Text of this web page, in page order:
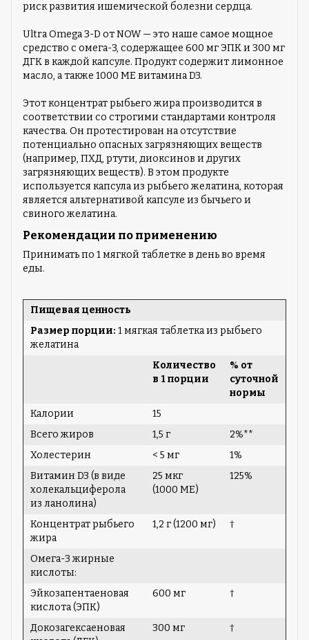
риск развития ишемической болезни сердца.
Ultra Omega 3-D от NOW — это наше самое мощное
средство с омега-3, содержащее 600 мг ЭПК и 300 мг
ДГК в каждой капсуле. Продукт содержит лимонное
масло, а также 1000 МЕ витамина D3.
Этот концентрат рыбьего жира производится в
соответствии со строгими стандартами контроля
качества. Он протестирован на отсутствие
потенциально опасных загрязняющих веществ
(например, ПХД, ртути, диоксинов и других
загрязняющих веществ). В этом продукте
используется капсула из рыбьего желатина, которая
является альтернативой капсуле из бычьего и
свиного желатина.
Рекомендации по применению
Принимать по 1 мягкой таблетке в день во время
еды.
Пищевая ценность
Размер порции: 1 мягкая таблетка из рыбьего
желатина
Количество
в 1 порции
% от
суточной
нормы
Калории
15
Всего жиров
1,5 г
2%**
Холестерин
< 5 мг
1%
Витамин D3 (в виде
холекальциферола
из ланолина)
25 мкг
(1000 МЕ)
125%
Концентрат рыбьего
жира
1,2 г (1200 мг) †
Омега-3 жирные
кислоты:
Эйкозапентаеновая
кислота (ЭПК)
600 мг †
Докозагексаеновая
300 мг †